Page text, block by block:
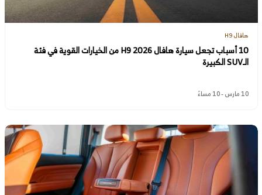
هافال H9
10 أسباب تجعل سيارة هافال H9 2026 من الخيارات القوية في فئة
الـSUV الكبيرة
10 مارس - 10 مساءً